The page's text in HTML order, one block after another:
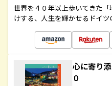
世界を４０年以上歩いてきた
けする、人生を輝かせるドイ
心に寄り
０